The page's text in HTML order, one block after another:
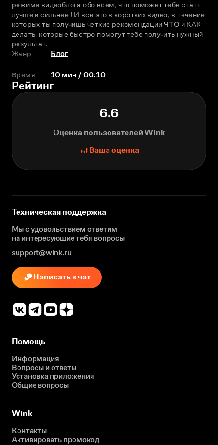
режиме видеоблога обо всем, что поможет тебе стать
лучше и сильнее ! И все это в коротких видео, в течение
которых ты получишь четкие рекомендации ЧТО и КАК
делать, которые быстро помогут тебе получить нужный
результат.
Жанр
Блог
Время 10 мин / 00:10
Рейтинг
6.6
Оценка пользователей Wink
Ваша оценка
Техническая поддержка
Мы с удовольствием ответим
на интересующиетебя вопросы
support@wink.ru
Написать в чат
Помощь
Информация
Вопросы и ответы
Установка приложения
Общие вопросы
Wink
Контакты
Активировать промокод